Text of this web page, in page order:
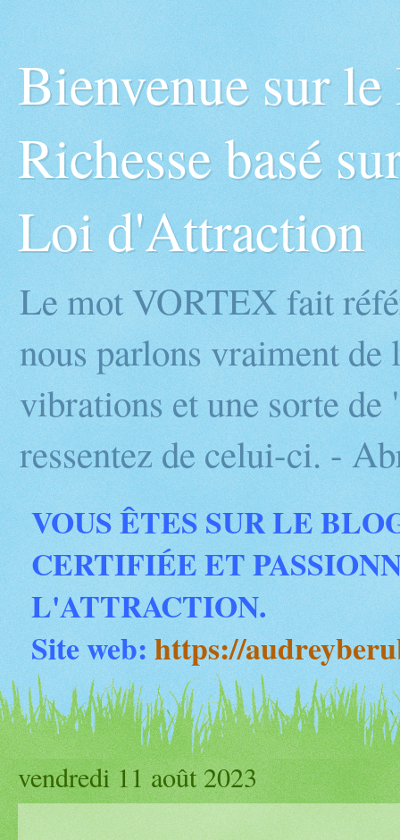
Bienvenue sur
Richesse basé
Loi d'Attraction
Le mot VORTEX fait
nous parlons vraiment
vibrations et une sorte
ressentez de celui-ci. -
VOUS ÊTES SUR LE
CERTIFIÉE ET
L'ATTRACTION.
Site web:https://
vendredi 11 août 2023